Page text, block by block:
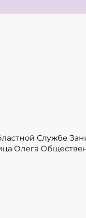
Службе
Олега